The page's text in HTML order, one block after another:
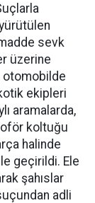
sevk
üzerine
otomobilde
ekipleri
aramalarda,
koltuğu
halinde
geçirildi. Ele
şahıslar
adli